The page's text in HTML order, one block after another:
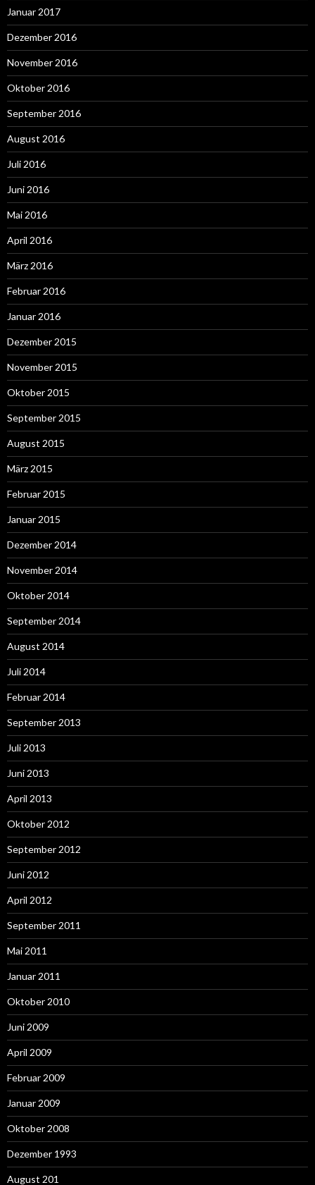
Januar 2017
Dezember 2016
November 2016
Oktober 2016
September 2016
August 2016
Juli 2016
Juni 2016
Mai 2016
April 2016
März 2016
Februar 2016
Januar 2016
Dezember 2015
November 2015
Oktober 2015
September 2015
August 2015
März 2015
Februar 2015
Januar 2015
Dezember 2014
November 2014
Oktober 2014
September 2014
August 2014
Juli 2014
Februar 2014
September 2013
Juli 2013
Juni 2013
April 2013
Oktober 2012
September 2012
Juni 2012
April 2012
September 2011
Mai 2011
Januar 2011
Oktober 2010
Juni 2009
April 2009
Februar 2009
Januar 2009
Oktober 2008
Dezember 1993
August 201